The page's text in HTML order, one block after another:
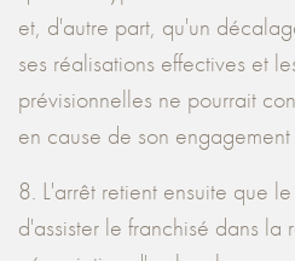
et, d'autre part, qu'un
ses réalisations effectives et
prévisionnelles ne pourrait
en cause de son
8. L'arrêt retient ensuite que
d'assister le franchisé dans la